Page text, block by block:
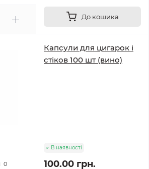
До кошика
0
Капсули для цигарок і
стіков 100 шт (вино)
В наявності
100.00 грн.